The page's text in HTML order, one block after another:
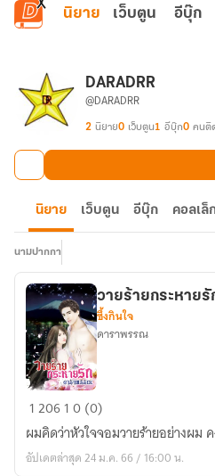
ข้ามไปยังเนื้อหาหลัก
นิยาย เว็บตูน อีบุ๊ก
DARADRR
@DARADRR
2 นิยาย0 เว็บตูน1 อีบุ๊ก0 คนติ
นิยาย เว็บตูน อีบุ๊ก คอลเล็
นามปากกา
วาย
ร้ายก
ระหาย
รัก.
วายร้ายกระหายรั
ซึ้งกินใจ
ดาราพรรณ
120610 (0)
ผมคิดว่าหัวใจจอมวายร้ายอย่างผม
อัปเดตล่าสุด 24 ม.ค. 66 / 16:00 น.